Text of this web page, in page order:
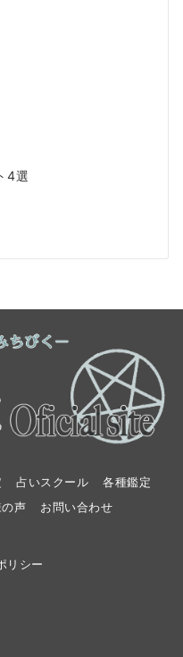
4選
占いスクール
各種鑑定
声 お問い合わせ
リシー